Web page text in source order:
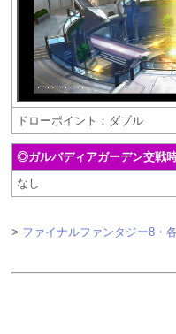
ドローポイント：ダブル
◎ガルバディアガーデン交戦
なし
> ファイナルファンタジー8・